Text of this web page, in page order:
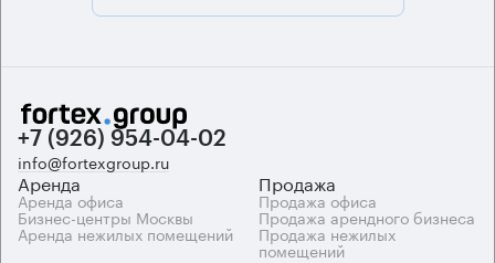
+7 (926) 954-04-02
info@fortexgroup.ru
Аренда
Аренда офиса
Бизнес-центры Москвы
Аренда нежилых помещений
Продажа
Продажа офиса
Продажа арендного бизнеса
Продажа нежилых
помещений